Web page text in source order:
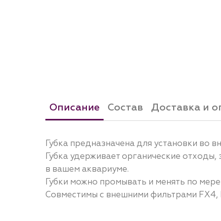
Описание Состав Доставка и
Губка предназначена для установки во
Губка удерживает органические
в вашем аквариуме.
Губки можно промывать и менять по
Совместимы с внешними фильтрами FX4,